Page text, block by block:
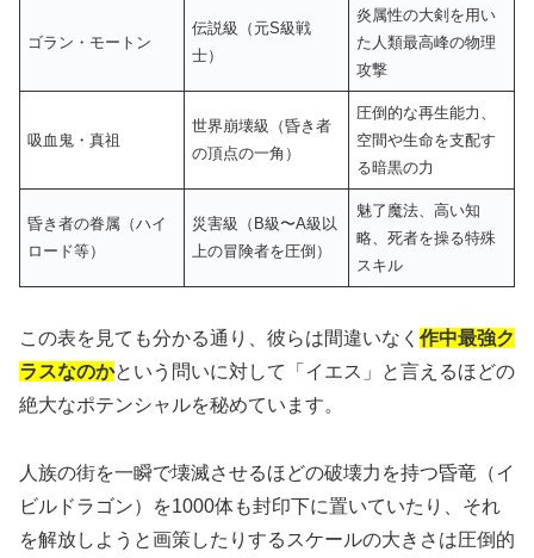
ゴラン・モートン
伝説級（元S級戦
士）
炎属性の大剣を用い
た人類最高峰の物理
攻撃
吸血鬼・真祖
世界崩壊級（昏き者
の頂点の一角）
圧倒的な再生能力、
空間や生命を支配す
る暗黒の力
昏き者の眷属（ハイ
ロード等）
災害級（B級〜A級以
上の冒険者を圧倒）
魅了魔法、高い知
略、死者を操る特殊
スキル
この表を見ても分かる通り、彼らは間違いなく 作中最強ク
ラスなのかという問いに対して「イエス」と言えるほどの
絶大なポテンシャルを秘めています。
人族の街を一瞬で壊滅させるほどの破壊力を持つ昏竜（イ
ビルドラゴン）を1000体も封印下に置いていたり、それ
を解放しようと画策したりするスケールの大きさは圧倒的